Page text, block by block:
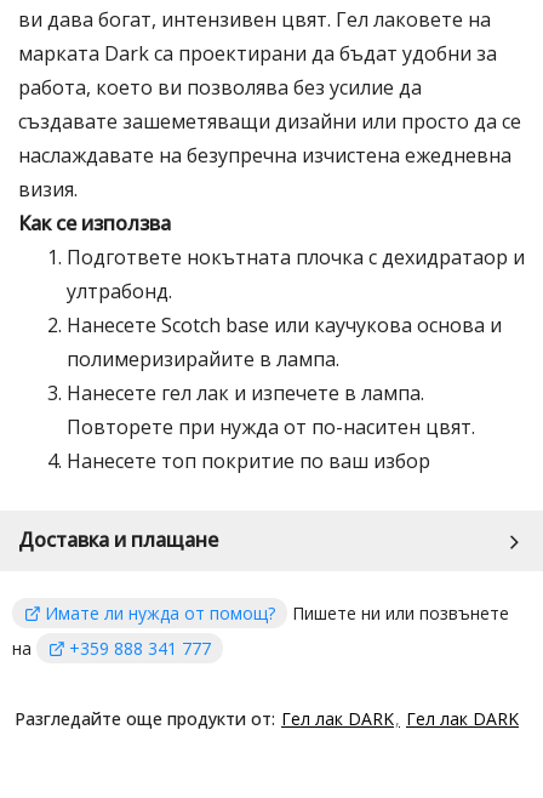
ви дава богат, интензивен цвят. Гел лаковете на
марката Dark са проектирани да бъдат удобни за
работа, което ви позволява без усилие да
създавате зашеметяващи дизайни или просто да се
наслаждавате на безупречна изчистена ежедневна
визия.
Как се използва
Подгответе нокътната плочка сдехидратаор и
ултрабонд.
Нанесете Scotch base или каучукова основа и
полимеризирайите в лампа.
Нанесете гел лак и изпечете в лампа.
Повторете при нужда от по-наситен цвят.
Нанесете топ покритие по ваш избор
Доставка и плащане
Имате ли нужда от помощ?
Пишете ни или позвънете
на
+359 888 341 777
Разгледайте още продукти от: Гел лак DARK Гел лак DARK